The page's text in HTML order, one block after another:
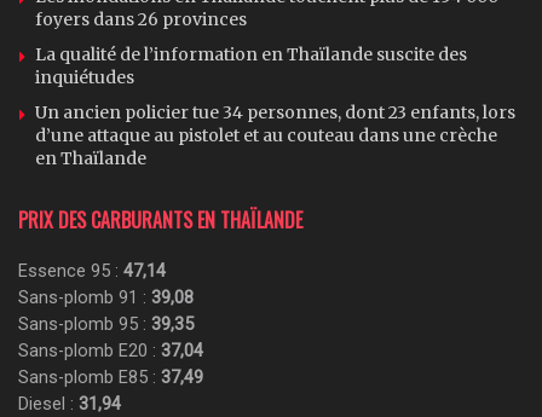
foyers dans 26 provinces
La qualité de l’information en Thaïlande suscite des
inquiétudes
Un ancien policier tue 34 personnes, dont 23 enfants, lors
d’une attaque au pistolet et au couteau dans une crèche
en Thaïlande
PRIX DES CARBURANTS EN THAÏLANDE
Essence 95 : 47,14
Sans-plomb 91 : 39,08
Sans-plomb 95 : 39,35
Sans-plomb E20 : 37,04
Sans-plomb E85 : 37,49
Diesel : 31,94